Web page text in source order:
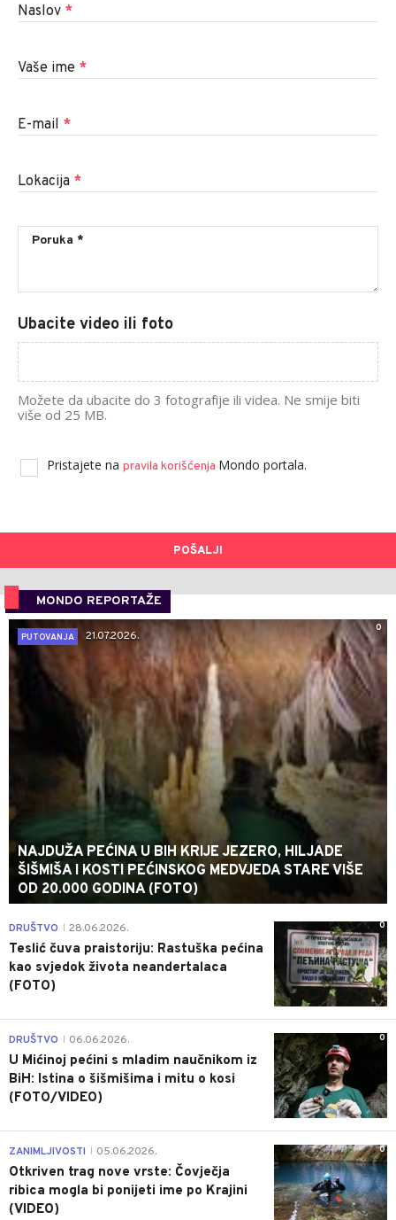
Naslov *
Vaše ime *
E-mail *
Lokacija *
Ubacite video ili foto
Možete da ubacite do 3 fotografije ili videa. Ne smije biti
više od 25 MB.
Pristajete na pravila korišćenja Mondo portala.
POŠALJI
MONDO REPORTAŽE
0
PUTOVANJA
21.07.2026.
NAJDUŽA PEĆINA U BIH KRIJE JEZERO, HILJADE
ŠIŠMIŠA I KOSTI PEĆINSKOG MEDVJEDA STARE VIŠE
OD 20.000 GODINA (FOTO)
0
DRUŠTVO 28.06.2026.
Teslić čuva praistoriju: Rastuška pećina
kao svjedok života neandertalaca
(FOTO)
0
DRUŠTVO 06.06.2026.
U Mićinoj pećini s mladim naučnikom iz
BiH: Istina o šišmišima i mitu o kosi
(FOTO/VIDEO)
0
ZANIMLJIVOSTI 05.06.2026.
Otkriven trag nove vrste: Čovječja
ribica mogla bi ponijeti ime po Krajini
(VIDEO)